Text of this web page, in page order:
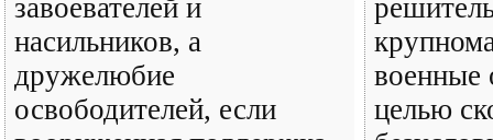
завоевателей и
насильников, а
дружелюбие
освободителей, если
военные
целью